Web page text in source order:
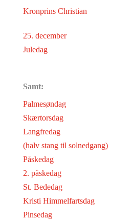
Kronprins Christian
25. december
Juledag
Samt:
Palmesøndag
Skærtorsdag
Langfredag
(halv stang til solnedgang)
Påskedag
2. påskedag
St. Bededag
Kristi Himmelfartsdag
Pinsedag